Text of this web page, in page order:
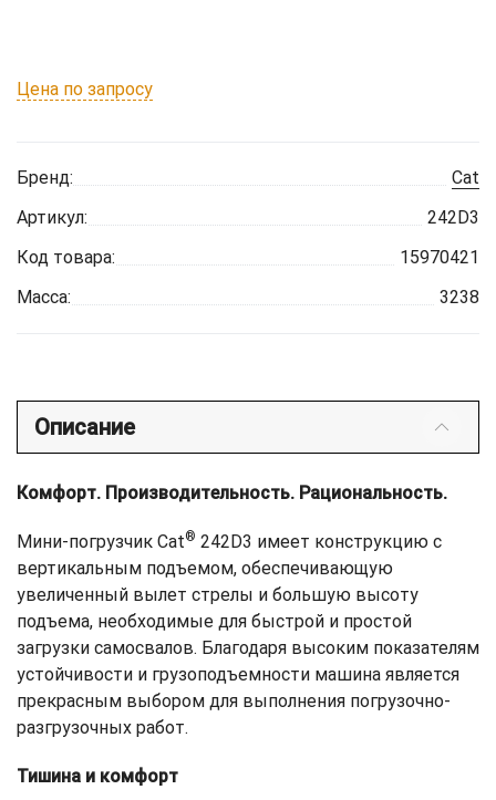
Цена по запросу
Бренд:
Cat
Артикул:
242D3
Код товара:
15970421
Масса:
3238
Описание
Комфорт. Производительность. Рациональность.
Мини-погрузчик Cat® 242D3 имеет конструкцию с
вертикальным подъемом, обеспечивающую
увеличенный вылет стрелы и большую высоту
подъема, необходимые для быстрой и простой
загрузки самосвалов. Благодаря высоким показателям
устойчивости и грузоподъемности машина является
прекрасным выбором для выполнения погрузочно-
разгрузочных работ.
Тишина и комфорт